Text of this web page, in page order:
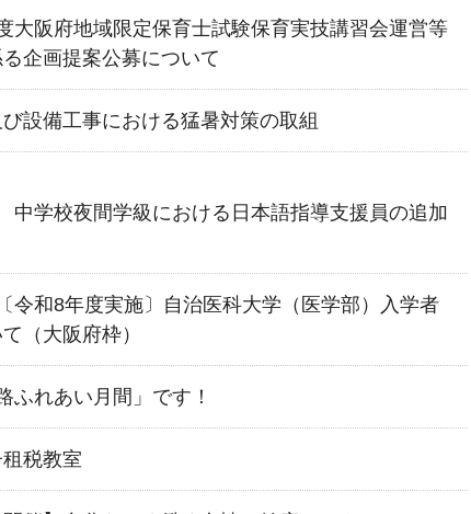
大阪府地域限定保育士試験保育実技講習会運営等
企画提案公募について
設備工事における猛暑対策の取組
学校夜間学級における日本語指導支援員の追加
令和8年度実施〕自治医科大学（医学部）入学者
（大阪府枠）
ふれあい月間」です！
税教室